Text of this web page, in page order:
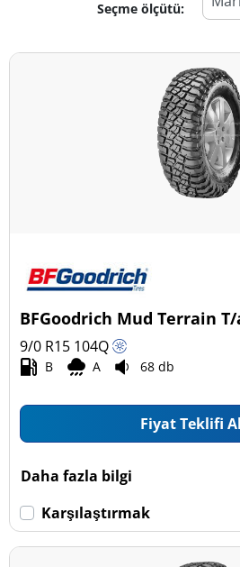
Lastik türü
Tüm lastik türleri (5)
Dört mevsim (3)
Binek (0)
Karavan (0)
Run flat (Patlamaz) (0)
Daha fazla seçenek
Seçme ölçütü:
BFGoodrich Mud Terrain T/
9/0 R15 104Q
B A 68 db
Fiyat Teklifi Al
Daha fazla bilgi
Karşılaştırmak